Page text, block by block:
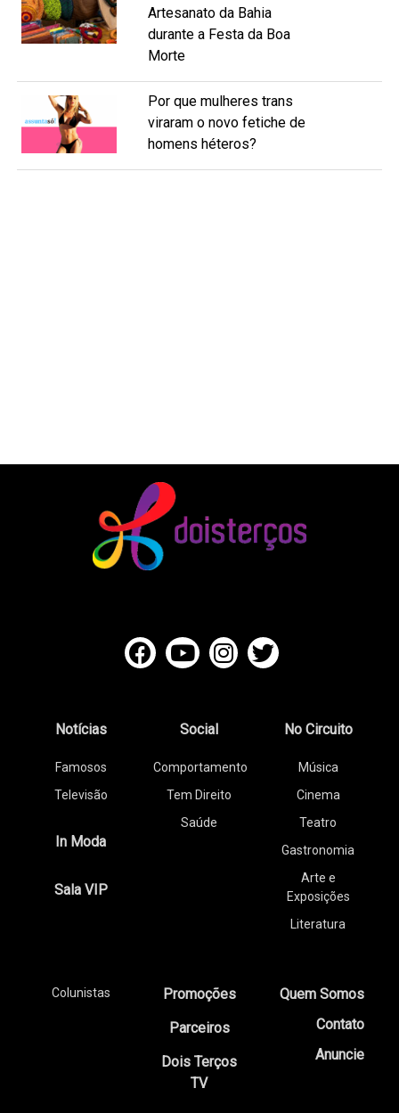
Artesanato da Bahia
durante a Festa da Boa
Morte
Por que mulheres trans
viraram o novo fetiche de
homens héteros?
Notícias
Famosos
Televisão
In Moda
Sala VIP
Social
Comportamento
Tem Direito
Saúde
No Circuito
Música
Cinema
Teatro
Gastronomia
Arte e
Exposições
Literatura
Colunistas
Promoções
Parceiros
Dois Terços
TV
Quem Somos
Contato
Anuncie